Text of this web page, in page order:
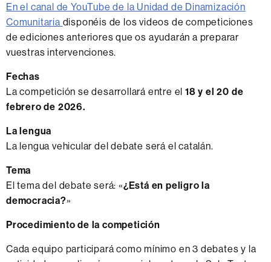
En el canal de YouTube de la Unidad de Dinamización
Comunitaria disponéis de los videos de competiciones
de ediciones anteriores que os ayudarán a preparar
vuestras intervenciones.
Fechas
La competición se desarrollará entre el 18 y el 20 de
febrero de 2026.
La lengua
La lengua vehicular del debate será el catalán.
Tema
El tema del debate será: «¿Está en peligro la
democracia?»
Procedimiento de la competición
Cada equipo participará como mínimo en 3 debates y la